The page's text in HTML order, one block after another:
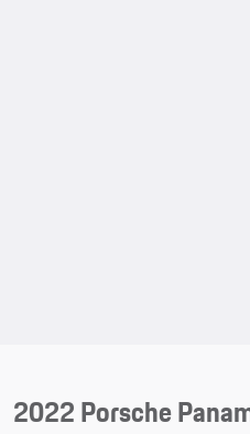
2022 Porsche